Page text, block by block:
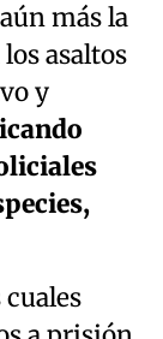
más la
asaltos
y